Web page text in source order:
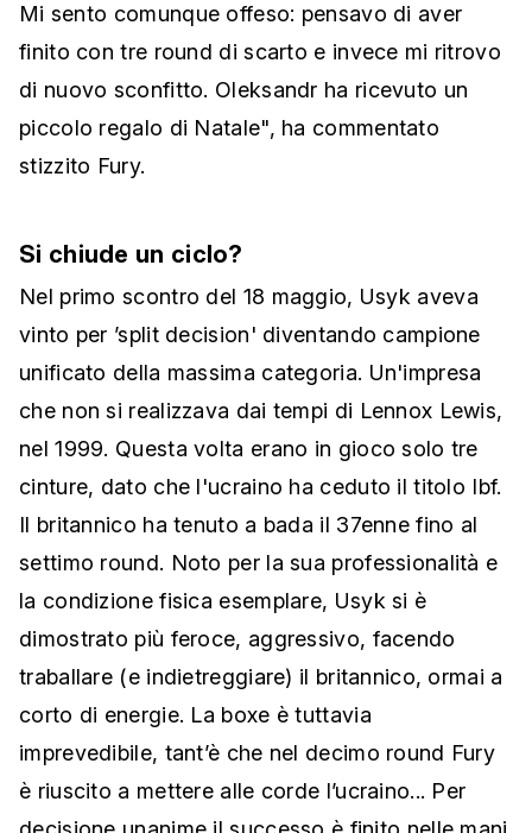
Mi sento comunque offeso: pensavo di aver
finito con tre round di scarto e invece mi ritrovo
di nuovo sconfitto. Oleksandr ha ricevuto un
piccolo regalo di Natale", ha commentato
stizzito Fury.
Si chiude un ciclo?
Nel primo scontro del 18 maggio, Usyk aveva
vinto per ’split decision' diventando campione
unificato della massima categoria. Un'impresa
che non si realizzava dai tempi di Lennox Lewis,
nel 1999. Questa volta erano in gioco solo tre
cinture, dato che l'ucraino ha ceduto il titolo Ibf.
Il britannico ha tenuto a bada il 37enne fino al
settimo round. Noto per la sua professionalità e
la condizione fisica esemplare, Usyk si è
dimostrato più feroce, aggressivo, facendo
traballare (e indietreggiare) il britannico, ormai a
corto di energie. La boxe è tuttavia
imprevedibile, tant’è che nel decimo round Fury
è riuscito a mettere alle corde l’ucraino... Per